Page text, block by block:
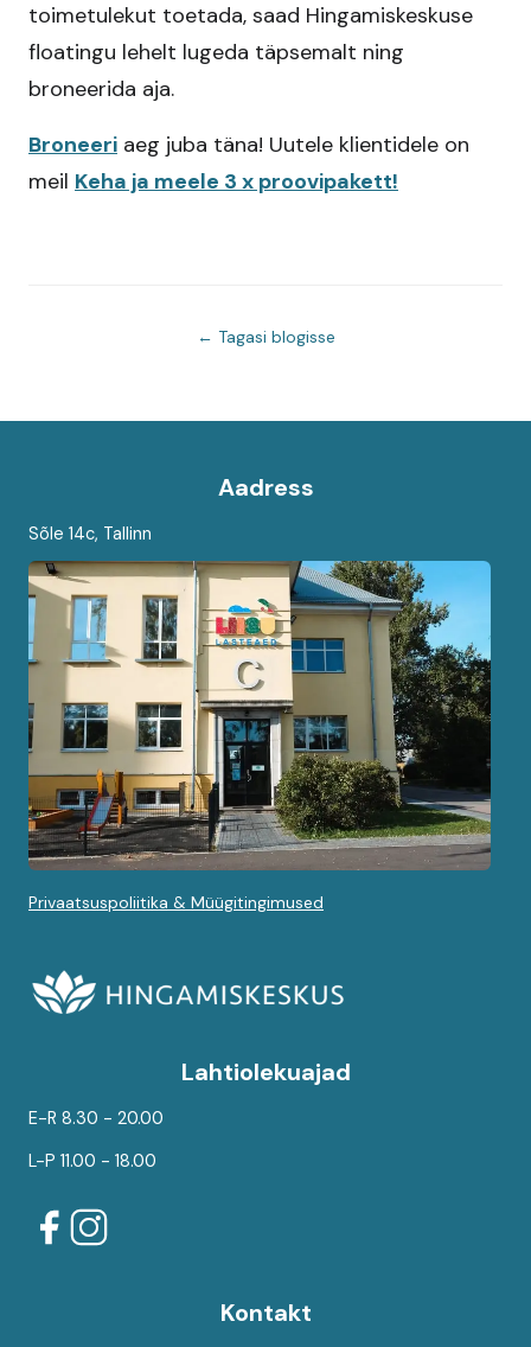
toimetulekut toetada, saad Hingamiskeskuse
floatingu lehelt lugeda täpsemalt ning
broneerida aja.
Broneeri aeg juba täna! Uutele klientidele on
meil Keha ja meele 3 x proovipakett!
← Tagasi blogisse
Aadress
Sõle 14c, Tallinn
Privaatsuspoliitika & Müügitingimused
Lahtiolekuajad
E-R 8.30 - 20.00
L-P 11.00 - 18.00
Kontakt